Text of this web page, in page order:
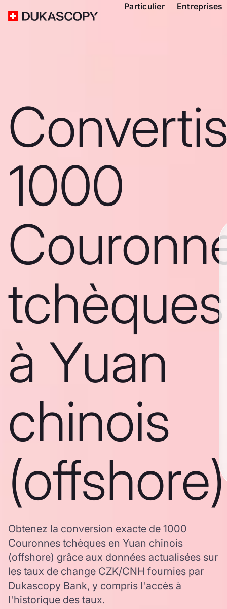
Particulier Entreprises
1000
tchèques
à Yuan
chinois
(offshore)
Obtenez la conversion exacte de 1000
Couronnes tchèques en Yuan chinois
(offshore) grâce aux données actualisées sur
les taux de change CZK/CNH fournies par
Dukascopy Bank, y compris l'accès à
l'historique des taux.